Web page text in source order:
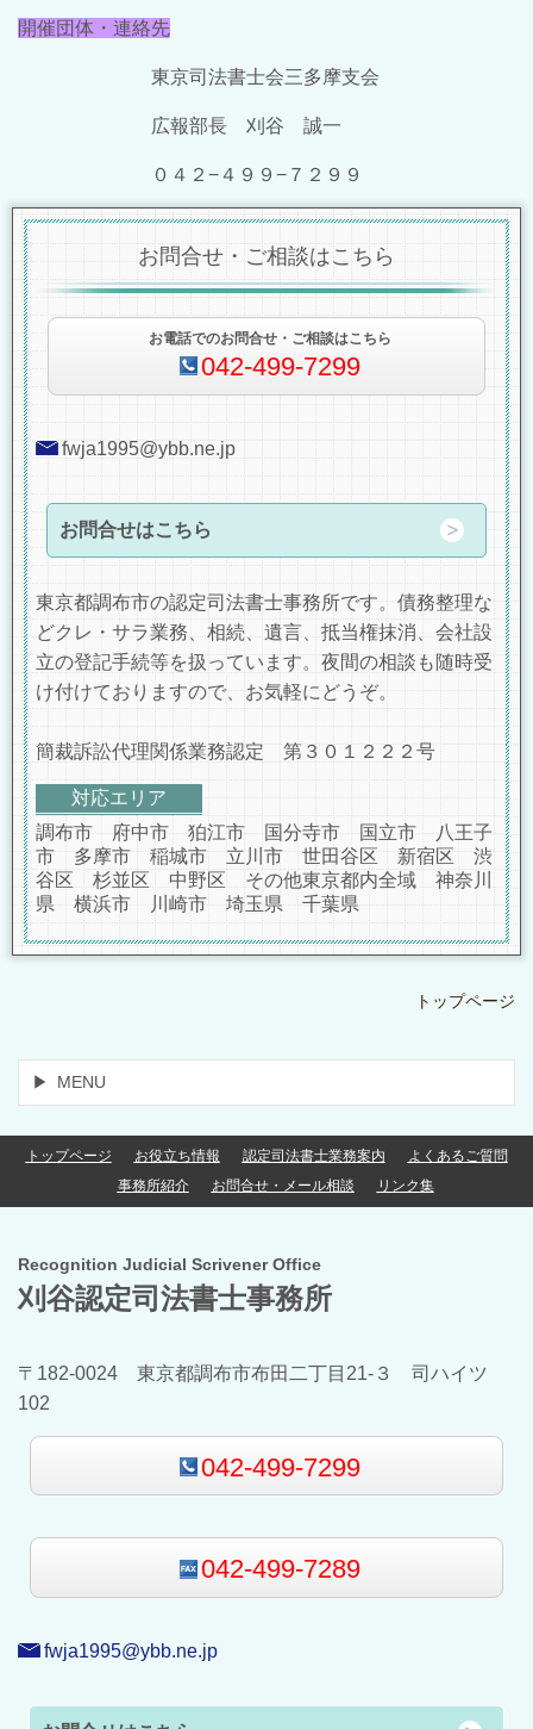
開催団体・連絡先
東京司法書士会三多摩支会
広報部長 刈谷 誠一
０４２−４９９−７２９９
お問合せ・ご相談はこちら
お電話でのお問合せ・ご相談はこちら
042-499-7299
fwja1995@ybb.ne.jp
お問合せはこちら
東京都調布市の認定司法書士事務所です。債務整理な
どクレ・サラ業務、相続、遺言、抵当権抹消、会社設
立の登記手続等を扱っています。夜間の相談も随時受
け付けておりますので、お気軽にどうぞ。
簡裁訴訟代理関係業務認定 第３０１２２２号
対応エリア
調布市 府中市 狛江市 国分寺市 国立市 八王子
市 多摩市 稲城市 立川市 世田谷区 新宿区 渋
谷区 杉並区 中野区 その他東京都内全域 神奈川
県 横浜市 川崎市 埼玉県 千葉県
トップページ
MENU
トップページ お役立ち情報 認定司法書士業務案内
よくあるご質問
事務所紹介
お問合せ・メール相談 リンク集
Recognition Judicial Scrivener Office
刈谷認定司法書士事務所
〒182-0024 東京都調布市布田二丁目21-３ 司ハイツ
102
042-499-7299
042-499-7289
fwja1995@ybb.ne.jp